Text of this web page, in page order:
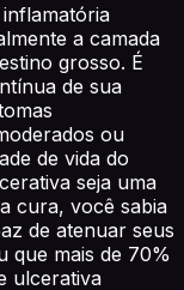
a camada
grosso. É
de sua
ou
de vida do
seja uma
cura, você sabia
de atenuar seus
que mais de 70%
ulcerativa